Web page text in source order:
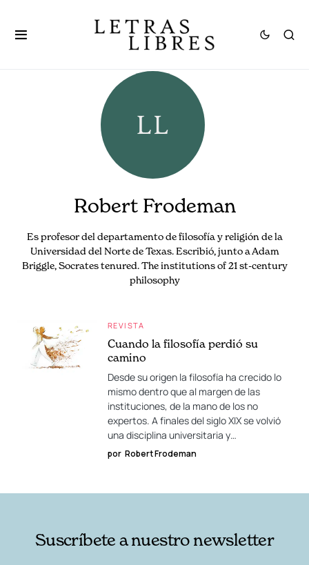
Robert Frodeman
Es profesor del departamento de filosofía y religión de la
Universidad del Norte de Texas. Escribió, junto a Adam
Briggle, Socrates tenured. The institutions of 21 st-century
philosophy
REVISTA
Cuando la filosofía perdió su
camino
Desde su origen la filosofía ha crecido lo
mismo dentro que al margen de las
instituciones, de la mano de los no
expertos. A finales del siglo XIX se volvió
una disciplina universitaria y…
por Robert Frodeman
Suscríbete a nuestro newsletter